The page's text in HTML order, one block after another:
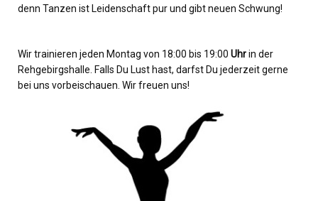
Sponsoren
Trainingszeiten
Spielstätten
denn Tanzen ist Leidenschaft pur und gibt neuen Schwung!
Wir trainieren jeden Montag von 18:00 bis 19:00 Uhrin der
Rehgebirgshalle. Falls Du Lust hast, darfst Du jederzeit gerne
bei uns vorbeischauen. Wir freuen uns!